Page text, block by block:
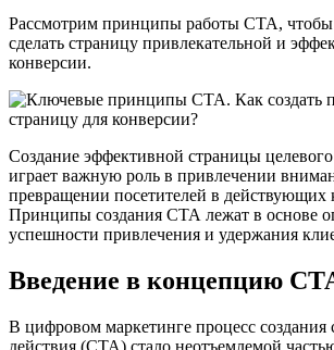
Рассмотрим принципы работы CTA, чтобы
сделать страницу привлекательной и
конверсии.
Создание эффективной страницы
играет важную роль в привлечении
превращении посетителей в действующих
Принципы создания СТА лежат в основе
успешности привлечения и удержания
Введение в концепцию
В цифровом маркетинге процесс создания
действия (СТА) стало неотъемлемой